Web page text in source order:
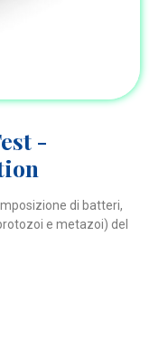
-
di batteri,
e metazoi) del